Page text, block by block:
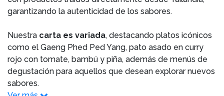
garantizando la autenticidad de los sabores.
Nuestra carta es variada, destacando platos icónicos
como el Gaeng Phed Ped Yang, pato asado en curry
rojo con tomate, bambú y piña, además de menús de
degustación para aquellos que desean explorar nuevos
sabores.